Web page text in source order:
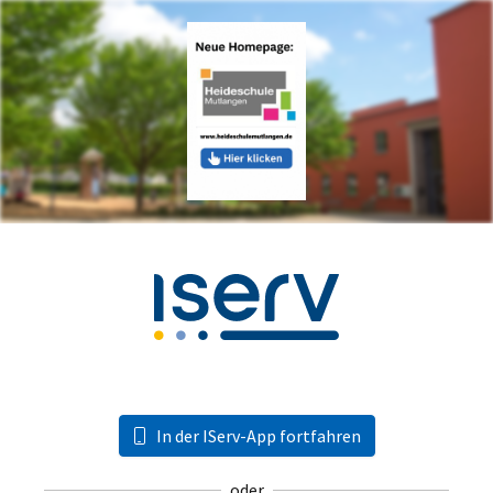
In der IServ-App fortfahren